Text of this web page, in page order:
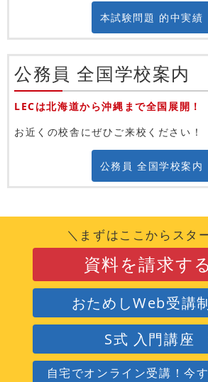
本試験問題 的中実績
公務員 全国学校案内
LECは北海道から沖縄まで全国展開！
お近くの校舎にぜひご来校ください！
公務員 全国学校案内
＼まずはここからスタ
資料を請求する
おためしWeb受講
S式 入門講座
自宅でオンライン受講！今